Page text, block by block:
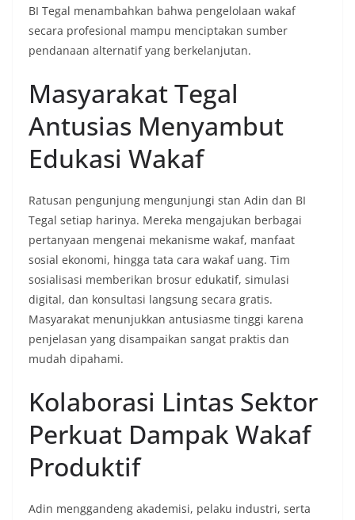
BI Tegal menambahkan bahwa pengelolaan wakaf
secara profesional mampu menciptakan sumber
pendanaan alternatif yang berkelanjutan.
Masyarakat Tegal
Antusias Menyambut
Edukasi Wakaf
Ratusan pengunjung mengunjungi stan Adin dan BI
Tegal setiap harinya. Mereka mengajukan berbagai
pertanyaan mengenai mekanisme wakaf, manfaat
sosial ekonomi, hingga tata cara wakaf uang. Tim
sosialisasi memberikan brosur edukatif, simulasi
digital, dan konsultasi langsung secara gratis.
Masyarakat menunjukkan antusiasme tinggi karena
penjelasan yang disampaikan sangat praktis dan
mudah dipahami.
Kolaborasi Lintas Sektor
Perkuat Dampak Wakaf
Produktif
Adin menggandeng akademisi, pelaku industri, serta